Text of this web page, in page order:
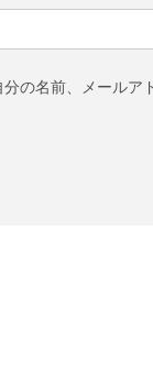
の名前、メールア